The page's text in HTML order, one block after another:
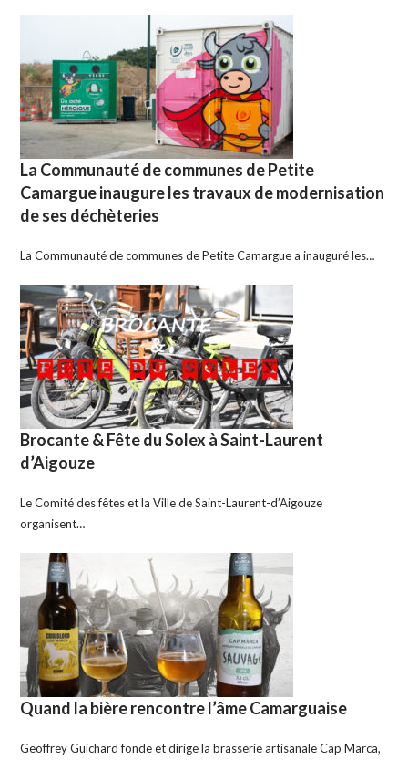
La Communauté de communes de Petite
Camargue inaugure les travaux de modernisation
de ses déchèteries
La Communauté de communes de Petite Camargue a inauguré les…
Brocante & Fête du Solex à Saint-Laurent
d’Aigouze
Le Comité des fêtes et la Ville de Saint-Laurent-d’Aigouze
organisent…
Quand la bière rencontre l’âme Camarguaise
Geoffrey Guichard fonde et dirige la brasserie artisanale Cap Marca,